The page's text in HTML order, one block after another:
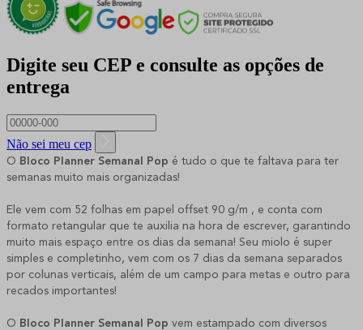
Digite seu CEP e consulte as opções de
entrega
Não sei meu cep
O Bloco Planner Semanal Pop é tudo o que te faltava para ter
semanas muito mais organizadas!
Ele vem com 52 folhas em papel offset 90 g/m , e conta com
formato retangular que te auxilia na hora de escrever, garantindo
muito mais espaço entre os dias da semana! Seu miolo é super
simples e completinho, vem com os 7 dias da semana separados
por colunas verticais, além de um campo para metas e outro para
recados importantes!
O Bloco Planner Semanal Pop vem estampado com diversos